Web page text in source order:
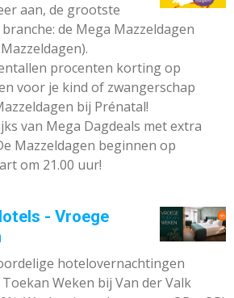
aan, de grootste
de Mega Mazzeldagen
procenten korting op
voor je kind of zwangerschap
bij Prénatal!
van Mega Dagdeals met extra
Mazzeldagen beginnen op
om 21.00 uur!
- Vroege
hotelovernachtingen
Weken bij Van der Valk